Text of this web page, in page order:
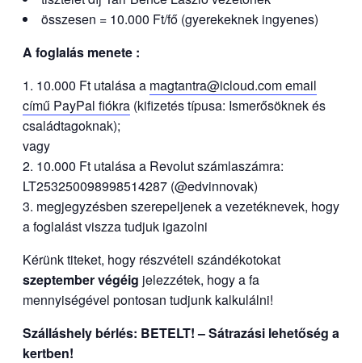
összesen = 10.000 Ft/fő (gyerekeknek ingyenes)
A foglalás menete :
10.000 Ft utalása a magtantra@icloud.com email
című PayPal fiókra (kifizetés típusa: Ismerősöknek és
családtagoknak);
vagy
10.000 Ft utalása a Revolut számlaszámra:
LT253250098998514287 (@edvinnovak)
megjegyzésben szerepeljenek a vezetéknevek, hogy
a foglalást viszza tudjuk igazolni
Kérünk titeket, hogy részvételi szándékotokat
szeptember végéig jelezzétek, hogy a fa
mennyiségével pontosan tudjunk kalkulálni!
Szálláshely bérlés: BETELT! – Sátrazási lehetőség a
kertben!